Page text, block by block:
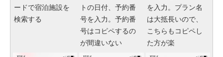
ードで宿泊施設を
検索する
トの日付、予約番
号を入力。予約番
号はコピペするの
が間違いない
を入力。プラン名
は大抵長いので、
こちらもコピペし
た方が楽